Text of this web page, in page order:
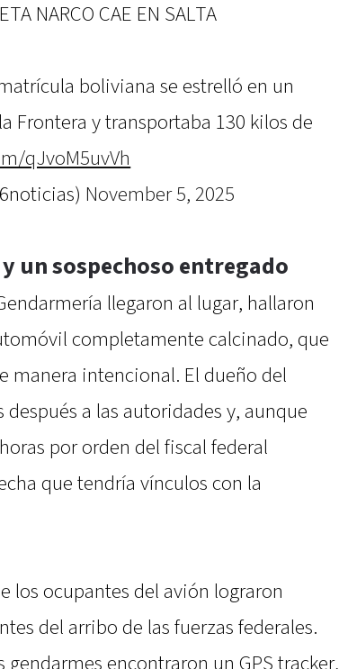
NARCO CAE EN SALTA
boliviana se estrelló en un
Frontera y transportaba 130 kilos de
qJvoM5uvVh
November 5, 2025
un sospechoso entregado
llegaron al lugar, hallaron
completamente calcinado, que
manera intencional. El dueño del
a las autoridades y, aunque
por orden del fiscal federal
que tendría vínculos con la
los ocupantes del avión lograron
del arribo de las fuerzas federales.